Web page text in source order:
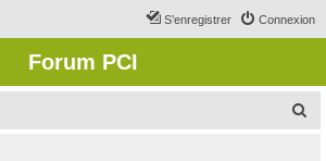
Connexion
S’enregistrer
Forum PCI